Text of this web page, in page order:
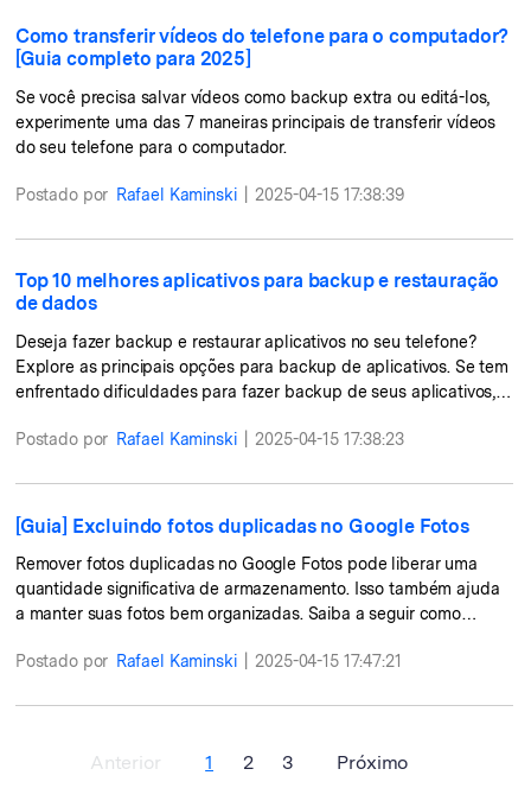
Como transferir vídeos do telefone para o computador?
[Guia completo para 2025]
Se você precisa salvar vídeos como backup extra ou editá-los,
experimente uma das 7 maneiras principais de transferir vídeos
do seu telefone para o computador.
Postado por Rafael Kaminski 2025-04-15 17:38:39
Top 10 melhores aplicativos para backup e restauração
de dados
Deseja fazer backup e restaurar aplicativos no seu telefone?
Explore as principais opções para backup de aplicativos. Se tem
enfrentado dificuldades para fazer backup de seus aplicativos,
Postado por Rafael Kaminski 2025-04-15 17:38:23
[Guia] Excluindo fotos duplicadas no Google Fotos
Remover fotos duplicadas no Google Fotos pode liberar uma
quantidade significativa de armazenamento. Isso também ajuda
a manter suas fotos bem organizadas. Saiba a seguir como
Postado por Rafael Kaminski 2025-04-15 17:47:21
Anterior 1 2 3 Próximo